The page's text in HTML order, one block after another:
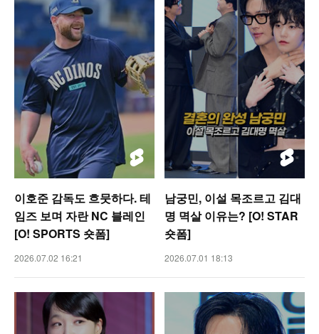
이호준 감독도 흐뭇하다. 테
임즈 보며 자란 NC 블레인
[O! SPORTS 숏폼]
2026.07.02 16:21
남궁민, 이설 목조르고 김대
명 멱살 이유는? [O! STAR
숏폼]
2026.07.01 18:13